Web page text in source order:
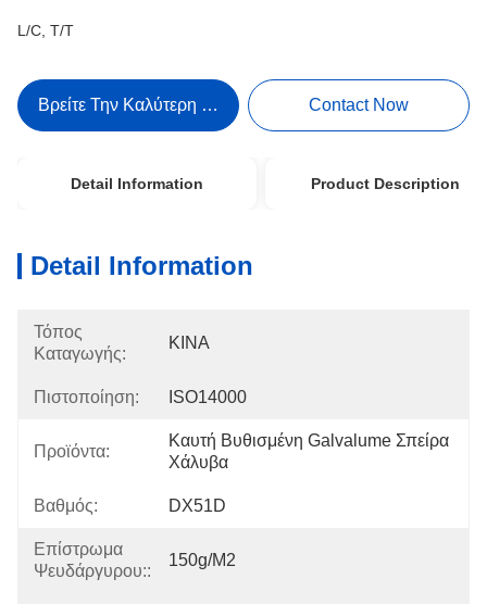
L/C, T/T
Βρείτε Την Καλύτερη Τιμή Contact Now
Detail Information Product Description
Detail Information
Τόπος
Καταγωγής:
ΚΙΝΑ
Πιστοποίηση: ISO14000
Προϊόντα:
Καυτή Βυθισμένη Galvalume Σπείρα
Χάλυβα
Βαθμός: DX51D
Επίστρωμα
Ψευδάργυρου::
150g/m2